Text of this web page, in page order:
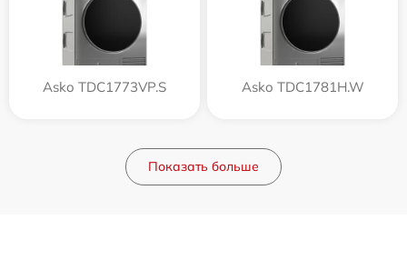
Asko TDC1773VP.S Asko TDC1781H.W
Показать больше